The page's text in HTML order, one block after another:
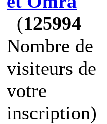
(125994
Nombre de
visiteurs de
votre
inscription)